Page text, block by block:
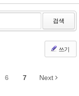
검색
쓰기
6 7 Next